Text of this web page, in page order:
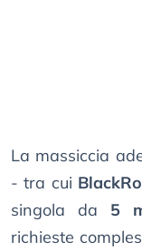
La massiccia
- tra cui
singola da 5
richieste